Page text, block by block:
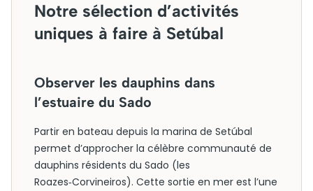
Notre sélection d’activités
uniques à faire à Setúbal
Observer les dauphins dans
l’estuaire du Sado
Partir en bateau depuis la marina de Setúbal
permet d’approcher la célèbre communauté de
dauphins résidents du Sado (les
Roazes‑Corvineiros). Cette sortie en mer est l’une